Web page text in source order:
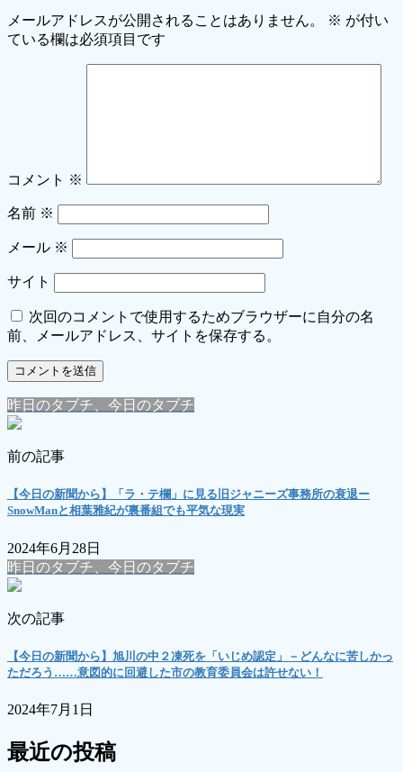
メールアドレスが公開されることはありません。 ※ が付い
ている欄は必須項目です
コメント ※
名前 ※
メール ※
サイト
次回のコメントで使用するためブラウザーに自分の名
前、メールアドレス、サイトを保存する。
昨日のタブチ、今日のタブチ
前の記事
【今日の新聞から】「ラ・テ欄」に見る旧ジャニーズ事務所の衰退ー
SnowManと相葉雅紀が裏番組でも平気な現実
2024年6月28日
昨日のタブチ、今日のタブチ
次の記事
【今日の新聞から】旭川の中２凍死を「いじめ認定」－どんなに苦しかっ
ただろう……意図的に回避した市の教育委員会は許せない！
2024年7月1日
最近の投稿